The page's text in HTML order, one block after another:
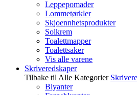
Leppepomader
Lommetørkler
Skjoennhetsprodukter
Solkrem
Toalettmapper
Toalettsaker
Vis alle varene
Skriveredskaper
Tilbake til Alle Kategorier
Blyanter